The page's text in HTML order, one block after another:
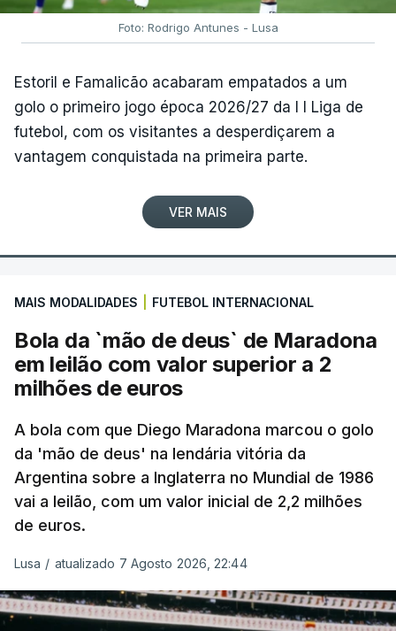
Foto: Rodrigo Antunes - Lusa
Estoril e Famalicão acabaram empatados a um
golo o primeiro jogo época 2026/27 da I I Liga de
futebol, com os visitantes a desperdiçarem a
vantagem conquistada na primeira parte.
VER MAIS
MAIS MODALIDADES FUTEBOL INTERNACIONAL
Bola da `mão de deus` de Maradona
em leilão com valor superior a 2
milhões de euros
A bola com que Diego Maradona marcou o golo
da 'mão de deus' na lendária vitória da
Argentina sobre a Inglaterra no Mundial de 1986
vai a leilão, com um valor inicial de 2,2 milhões
de euros.
Lusa / atualizado 7 Agosto 2026, 22:44